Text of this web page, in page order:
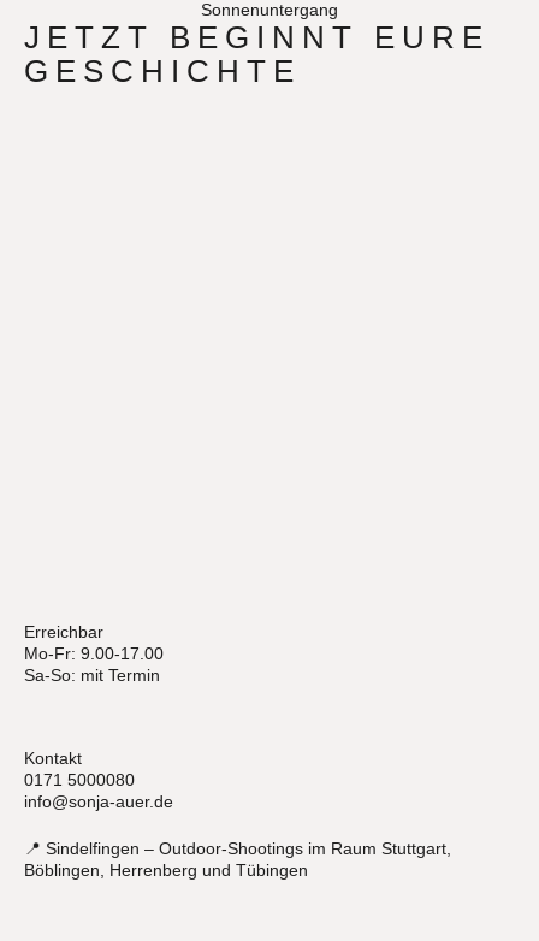
JETZT BEGINNT EURE
GESCHICHTE
Erreichbar
Mo-Fr: 9.00-17.00
Sa-So: mit Termin
Kontakt
0171 5000080
info@sonja-auer.de
📍 Sindelfingen – Outdoor-Shootings im Raum Stuttgart,
Böblingen, Herrenberg und Tübingen